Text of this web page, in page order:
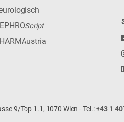
Script
9/Top 1.1, 1070 Wien - Tel.:+43 1